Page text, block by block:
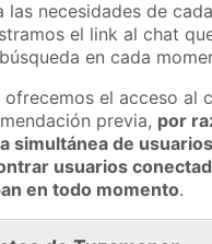
las necesidades de
el link al chat
en cada
el acceso al
previa, por
simultánea de
usuarios
en todo momento.